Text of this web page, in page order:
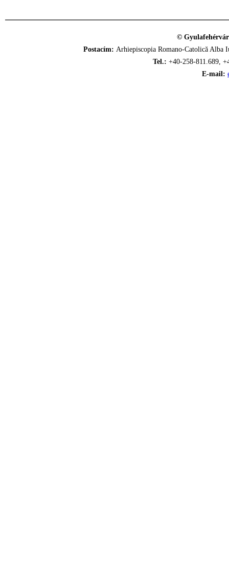
©
Postacím: Arhiepiscopia Romano-Catolică
Tel.: +40-258-811.689,
E-mail: